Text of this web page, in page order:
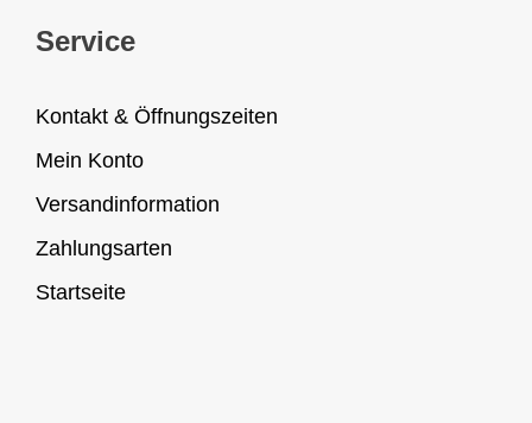
Service
Kontakt & Öffnungszeiten
Mein Konto
Versandinformation
Zahlungsarten
Startseite